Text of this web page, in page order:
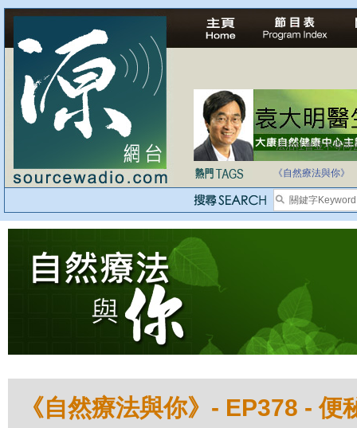
法治社會並不等同
《自然療法與你》
《自然療法與你》- EP378 - 便